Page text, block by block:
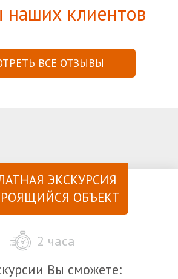
наших клиентов
ВСЕ ОТЗЫВЫ
ЭКСКУРСИЯ
ОБЪЕКТ
2 часа
Вы сможете: